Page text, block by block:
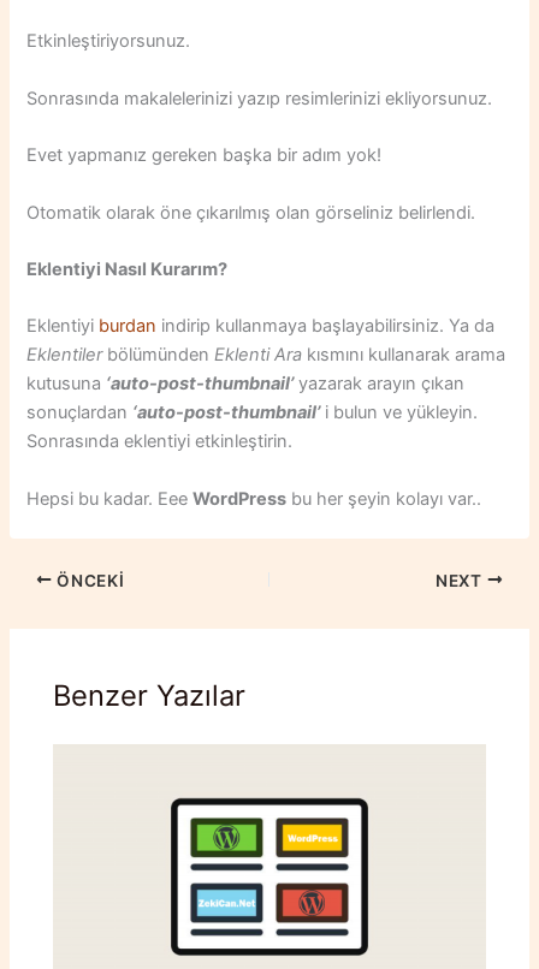
Etkinleştiriyorsunuz.
Sonrasında makalelerinizi yazıp resimlerinizi ekliyorsunuz.
Evet yapmanız gereken başka bir adım yok!
Otomatik olarak öne çıkarılmış olan görseliniz belirlendi.
Eklentiyi Nasıl Kurarım?
Eklentiyi burdan indirip kullanmaya başlayabilirsiniz. Ya da
EklentilerbölümündenEklenti Ara kısmını kullanarak arama
kutusuna ‘auto-post-thumbnail’yazarak arayın çıkan
sonuçlardan ‘auto-post-thumbnail’i bulun ve yükleyin.
Sonrasında eklentiyi etkinleştirin.
Hepsi bu kadar. EeeWordPress bu her şeyin kolayı var..
ÖNCEKI NEXT
Benzer Yazılar